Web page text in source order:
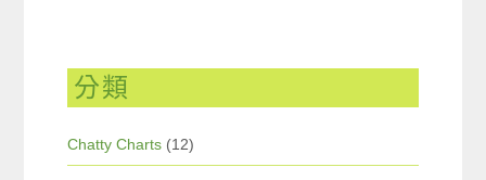
分類
Chatty Charts (12)